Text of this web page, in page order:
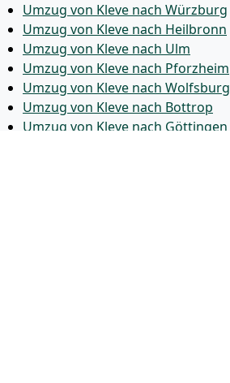
Umzug von Kleve nach Würzburg
Umzug von Kleve nach Heilbronn
Umzug von Kleve nach Ulm
Umzug von Kleve nach Pforzheim
Umzug von Kleve nach Wolfsburg
Umzug von Kleve nach Bottrop
Umzug von Kleve nach Göttingen